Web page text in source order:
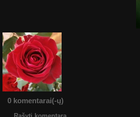
0 komentarai(-ų)